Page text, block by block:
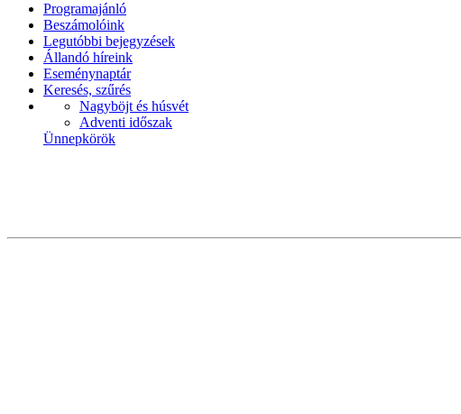
Programajánló
Beszámolóink
Legutóbbi bejegyzések
Állandó híreink
Eseménynaptár
Keresés, szűrés
Nagyböjt és húsvét
Adventi időszak
Ünnepkörök